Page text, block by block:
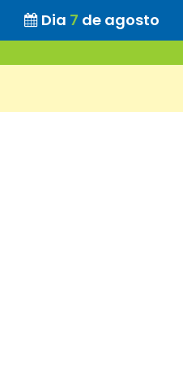
Dia 7 de agosto